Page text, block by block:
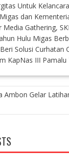
Untuk
dan
Media Gathering,
Hulu Migas
Solusi
KapNas III
Ambon Gelar